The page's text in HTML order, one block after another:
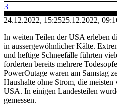
3
24.12.2022, 15:2525.12.2022,
In weiten Teilen der USA erleben
in aussergewöhnlicher Kälte.
und heftige Schneefälle führten
forderten bereits mehrere
PowerOutage waren am Samstag
Haushalte ohne Strom, die
USA. In einigen Landesteilen
gemessen.